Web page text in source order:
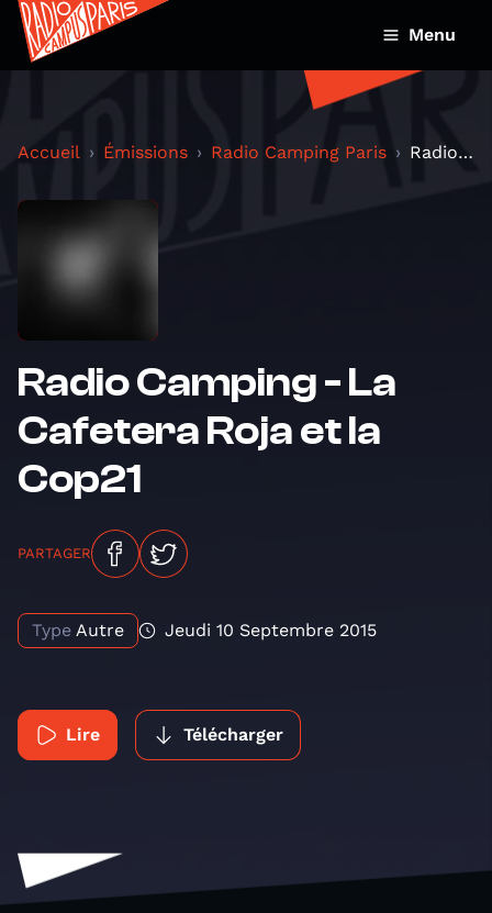
Menu
Accueil Émissions Radio Camping Paris Radio Camping - La Cafetera Roja et la Cop21
Radio Camping - La
Cafetera Roja et la
Cop21
PARTAGER
Type Autre Jeudi 10 Septembre 2015
Lire Télécharger